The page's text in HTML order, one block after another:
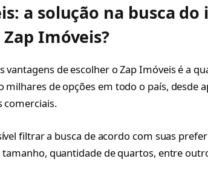
a solução na busca do
Imóveis?
vantagens de escolher o Zap Imóveis é a
milhares de opções em todo o país, desde
comerciais.
filtrar a busca de acordo com suas
tamanho, quantidade de quartos, entre